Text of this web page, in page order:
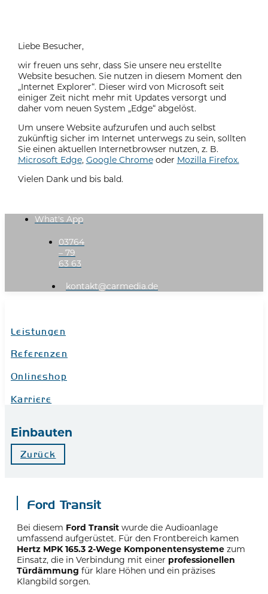
Liebe Besucher,
wir freuen uns sehr, dass Sie unsere neu erstellte
Website besuchen. Sie nutzen in diesem Moment den
„Internet Explorer“. Dieser wird von Microsoft seit
einiger Zeit nicht mehr mit Updates versorgt und
daher vom neuen System „Edge“ abgelöst.
Um unsere Website aufzurufen und auch selbst
zukünftig sicher im Internet unterwegs zu sein, sollten
Sie einen aktuellen Internetbrowser nutzen, z. B.
Microsoft Edge, Google Chromeoder Mozilla Firefox.
Vielen Dank und bis bald.
What's App
03764
– 79
63 63
kontakt@carmedia.de
Leistungen
Referenzen
Onlineshop
Karriere
Einbauten
Zurück
Ford Transit
Bei diesem Ford Transit wurde die Audioanlage
umfassend aufgerüstet. Für den Frontbereich kamen
Hertz MPK 165.3 2-Wege Komponentensysteme zum
Einsatz, die in Verbindung mit einer professionellen
Türdämmung für klare Höhen und ein präzises
Klangbild sorgen.